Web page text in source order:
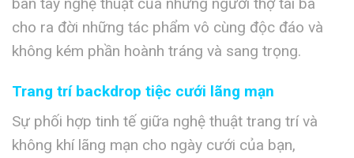
cho ra đời những tác phẩm vô cùng độc đáo và
không kém phần hoành tráng và sang trọng.
Trang trí backdrop tiệc cưới lãng mạn
Sự phối hợp tinh tế giữa nghệ thuật trang trí và
không khí lãng mạn cho ngày cưới của bạn,